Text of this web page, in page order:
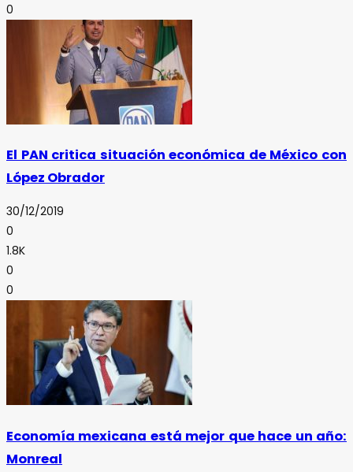
0
El PAN critica situación económica de México con
López Obrador
30/12/2019
0
1.8K
0
0
Economía mexicana está mejor que hace un año:
Monreal